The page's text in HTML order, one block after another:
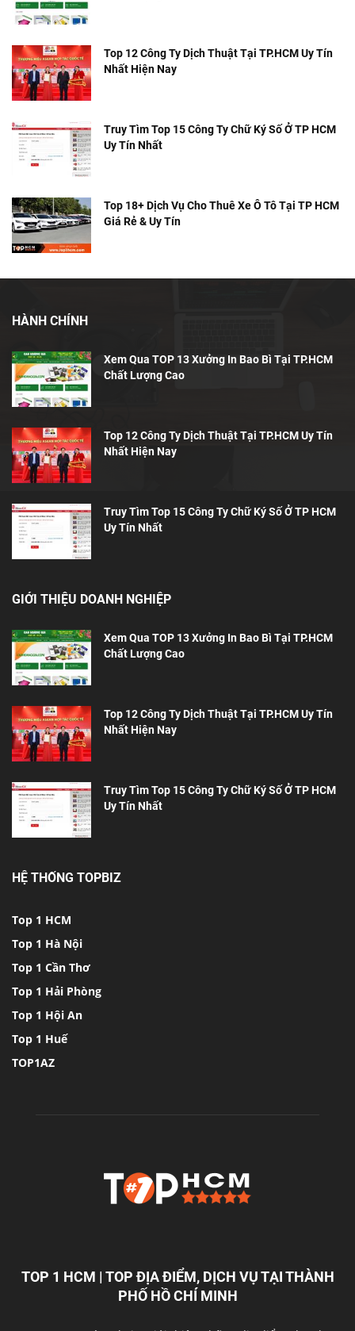
Top 12 Công Ty Dịch Thuật Tại TP.HCM Uy Tín
Nhất Hiện Nay
Truy Tìm Top 15 Công Ty Chữ Ký Số Ở TP HCM
Uy Tín Nhất
Top 18+ Dịch Vụ Cho Thuê Xe Ô Tô Tại TP HCM
Giá Rẻ & Uy Tín
HÀNH CHÍNH
Xem Qua TOP 13 Xưởng In Bao Bì Tại TP.HCM
Chất Lượng Cao
Top 12 Công Ty Dịch Thuật Tại TP.HCM Uy Tín
Nhất Hiện Nay
Truy Tìm Top 15 Công Ty Chữ Ký Số Ở TP HCM
Uy Tín Nhất
GIỚI THIỆU DOANH NGHIỆP
Xem Qua TOP 13 Xưởng In Bao Bì Tại TP.HCM
Chất Lượng Cao
Top 12 Công Ty Dịch Thuật Tại TP.HCM Uy Tín
Nhất Hiện Nay
Truy Tìm Top 15 Công Ty Chữ Ký Số Ở TP HCM
Uy Tín Nhất
HỆ THỐNG TOPBIZ
Top 1 HCM
Top 1 Hà Nội
Top 1 Cần Thơ
Top 1 Hải Phòng
Top 1 Hội An
Top 1 Huế
TOP1AZ
TOP 1 HCM | TOP ĐỊA ĐIỂM, DỊCH VỤ TẠI THÀNH
PHỐ HỒ CHÍ MINH